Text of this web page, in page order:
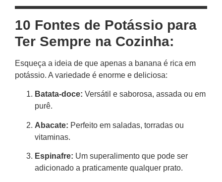
10 Fontes de Potássio para
Ter Sempre na Cozinha:
Esqueça a ideia de que apenas a banana é rica em
potássio. A variedade é enorme e deliciosa:
Batata-doce: Versátil e saborosa, assada ou em
purê.
Abacate: Perfeito em saladas, torradas ou
vitaminas.
Espinafre: Um superalimento que pode ser
adicionado a praticamente qualquer prato.